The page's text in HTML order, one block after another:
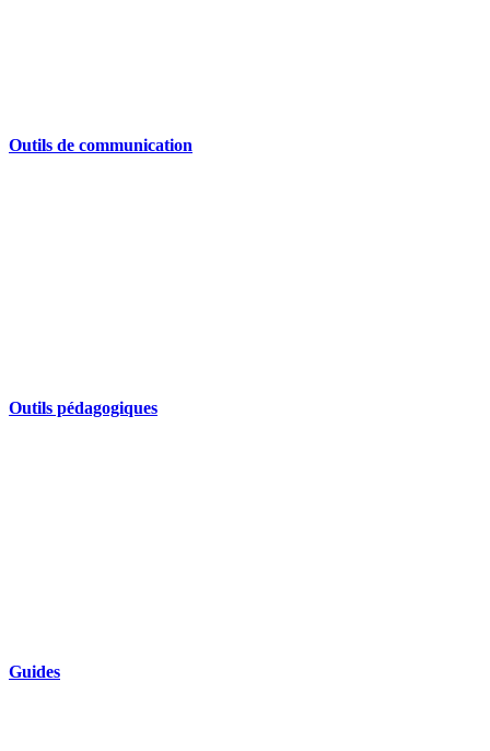
Outils de communication
Outils pédagogiques
Guides